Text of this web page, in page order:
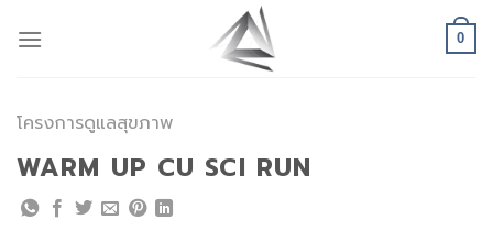
0
โครงการดูแลสุขภาพ
WARM UP CU SCI RUN